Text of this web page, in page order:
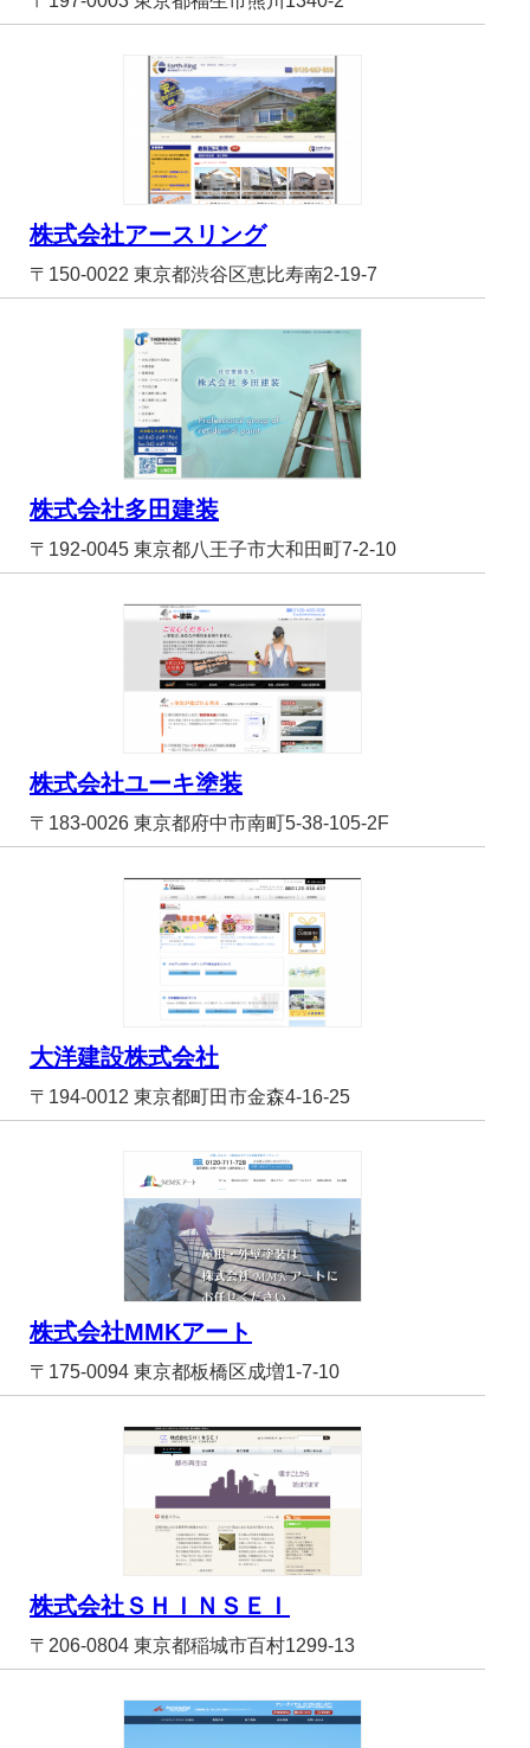
株式会社アースリング
〒150-0022 東京都渋谷区恵比寿南2-19-7
株式会社多田建装
〒192-0045 東京都八王子市大和田町7-2-10
株式会社ユーキ塗装
〒183-0026 東京都府中市南町5-38-105-2F
大洋建設株式会社
〒194-0012 東京都町田市金森4-16-25
株式会社MMKアート
〒175-0094 東京都板橋区成増1-7-10
株式会社ＳＨＩＮＳＥＩ
〒206-0804 東京都稲城市百村1299-13